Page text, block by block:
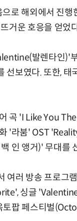
로 해외에서 진
거운 호응을 얻었
발렌타인
보였다. 또한, 태
곡 'I Like You
'라붐' OST
인 앵거)' 무대를
여러 방송 프로그
싱글
토팝 페스티벌